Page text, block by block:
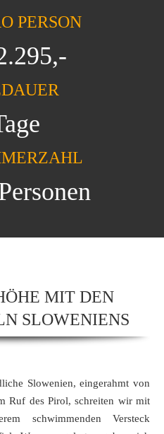
PERSON
MIT DEN
SLOWENIENS
Slowenien, eingerahmt von
Ruf des Pirol, schreiten wir mit
schwimmenden Versteck